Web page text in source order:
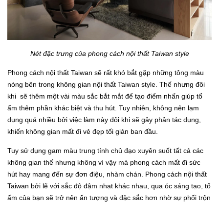
Nét đặc trưng của phong cách nội thất Taiwan style
Phong cách nội thất Taiwan sẽ rất khó bắt gặp những tông màu
nóng bên trong không gian nội thất Taiwan style. Thế nhưng đôi
khi sẽ thêm một vài màu sắc bắt mắt để tạo điểm nhấn giúp tổ
ấm thêm phần khác biệt và thu hút. Tuy nhiên, không nên lạm
dụng quá nhiều bởi việc làm này đôi khi sẽ gây phản tác dụng,
khiến không gian mất đi vẻ đẹp tối giản ban đầu.
Tuy sử dụng gam màu trung tính chủ đạo xuyên suốt tất cả các
không gian thế nhưng không vì vậy mà phong cách mất đi sức
hút hay mang đến sự đơn điệu, nhàm chán. Phong cách nội thất
Taiwan bởi lẽ với sắc độ đậm nhạt khác nhau, qua óc sáng tạo, tổ
ấm của bạn sẽ trở nên ấn tượng và đặc sắc hơn nhờ sự phối trộn